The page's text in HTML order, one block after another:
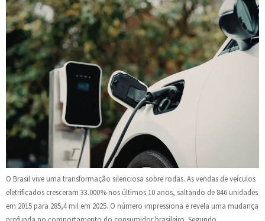
O Brasil vive uma transformação silenciosa sobre rodas. As vendas de veículos
eletrificados cresceram 33.000% nos últimos 10 anos, saltando de 846 unidades
em 2015 para 285,4 mil em 2025. O número impressiona e revela uma mudança